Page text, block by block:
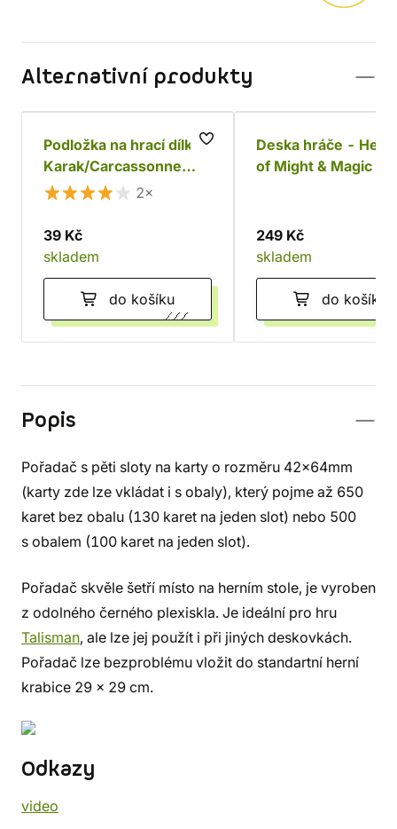
Alternativní produkty
Podložka na hrací dílky
Karak/Carcassonne
(nová verze) 2×
39 Kč
skladem
do košíku
Deska hráče -
of Might & Magic III
249 Kč
skladem
do košíku
Popis
Pořadač s pěti sloty na karty o rozměru 42x64mm
(karty zde lze vkládat i s obaly), který pojme až 650
karet bez obalu (130 karet na jeden slot) nebo 500
s obalem (100 karet na jeden slot).
Pořadač skvěle šetří místo na herním stole, je vyroben
z odolného černého plexiskla. Je ideální pro hru
Talisman, ale lze jej použít i při jiných deskovkách.
Pořadač lze bezproblému vložit do standartní herní
krabice 29 x 29 cm.
Odkazy
video